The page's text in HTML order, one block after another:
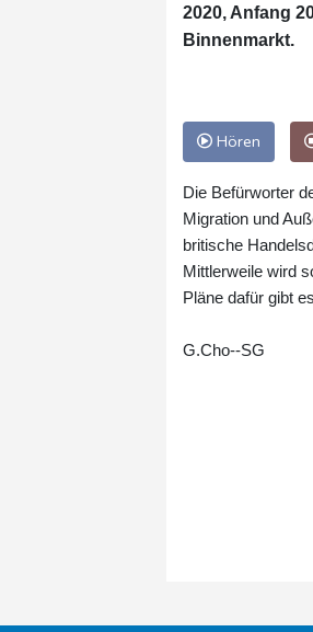
2020, Anfang
Binnenmarkt.
Hören
Die Befürworter
Migration und
britische
Mittlerweile wird
Pläne dafür gibt
G.Cho--SG